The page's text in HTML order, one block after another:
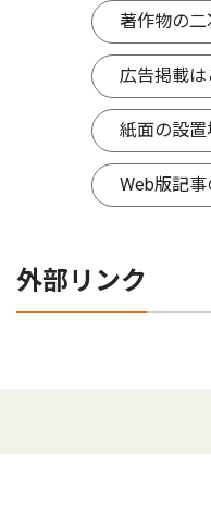
著作物の
広告掲載は
紙面の設置
Web版記
外部リンク